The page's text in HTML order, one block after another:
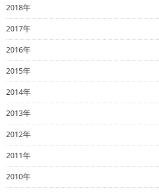
2018年
2017年
2016年
2015年
2014年
2013年
2012年
2011年
2010年